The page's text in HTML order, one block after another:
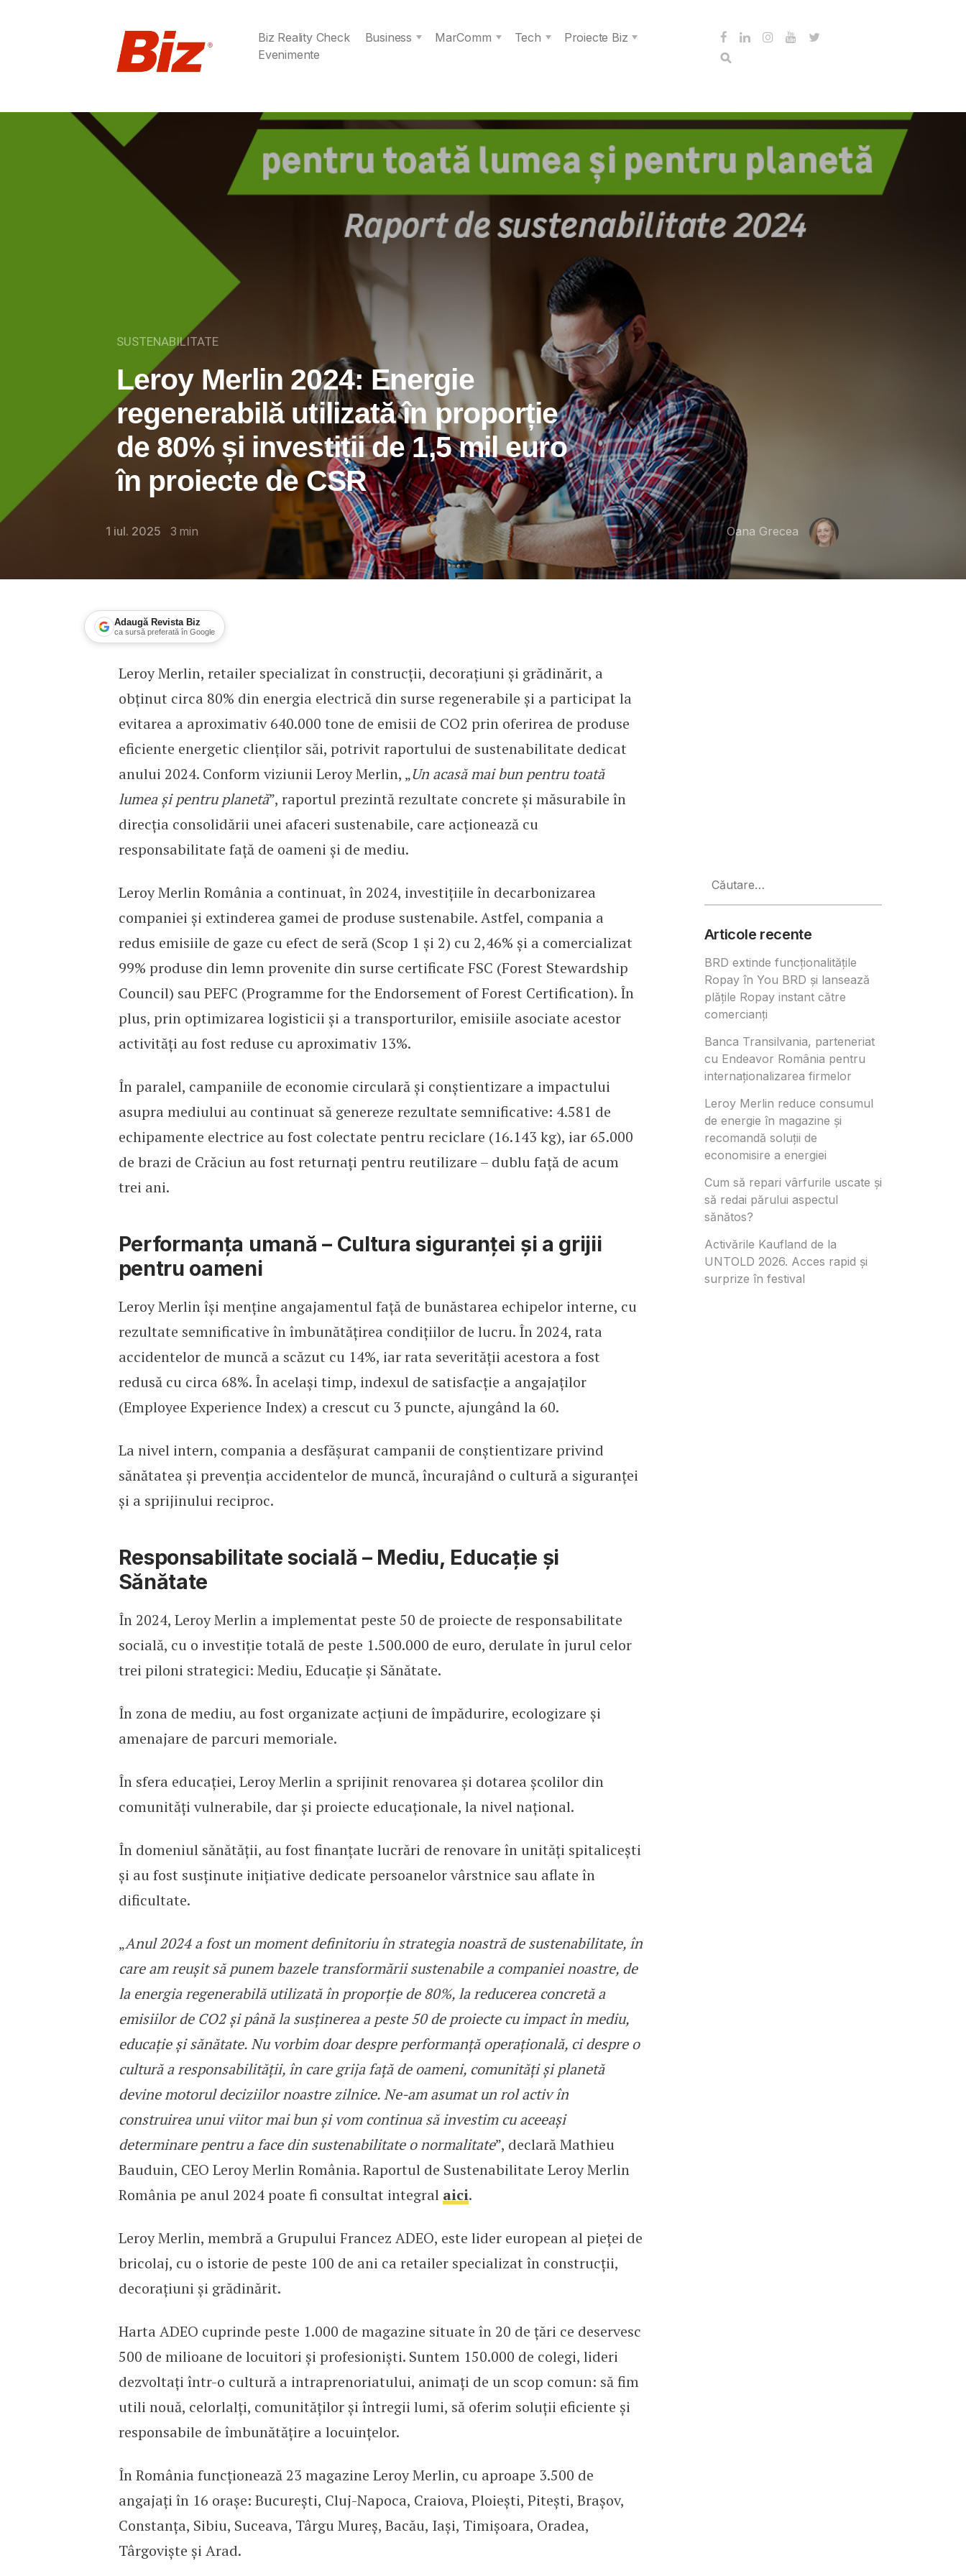
Biz Reality Check Business MarComm Tech
Proiecte Biz
Evenimente
SUSTENABILITATE
Leroy Merlin 2024: Energie
regenerabilă utilizată în proporție
de 80% și investiții de 1,5 mil euro
în proiecte de CSR
1 iul. 2025 3 min Oana Grecea
Adaugă Revista Biz
ca sursă preferată în Google
Leroy Merlin 2024: Energie regenerabilă utilizată în proporție de 80% și investiții de 1,5
Leroy Merlin, retailer specializat în construcții, decorațiuni și grădinărit, a
obținut circa 80% din energia electrică din surse regenerabile și a participat la
evitarea a aproximativ 640.000 tone de emisii de CO2 prin oferirea de produse
eficiente energetic clienților săi, potrivit raportului de sustenabilitate dedicat
anului 2024. Conform viziunii Leroy Merlin, „Un acasă mai bun pentru toată
lumea și pentru planetă”, raportul prezintă rezultate concrete și măsurabile în
direcția consolidării unei afaceri sustenabile, care acționează cu
responsabilitate față de oameni și de mediu.
Leroy Merlin România a continuat, în 2024, investițiile în decarbonizarea
companiei și extinderea gamei de produse sustenabile. Astfel, compania a
redus emisiile de gaze cu efect de seră (Scop 1 și 2) cu 2,46% și a comercializat
99% produse din lemn provenite din surse certificate FSC (Forest Stewardship
Council) sau PEFC (Programme for the Endorsement of Forest Certification). În
plus, prin optimizarea logisticii și a transporturilor, emisiile asociate acestor
activități au fost reduse cu aproximativ 13%.
În paralel, campaniile de economie circulară și conștientizare a impactului
asupra mediului au continuat să genereze rezultate semnificative: 4.581 de
echipamente electrice au fost colectate pentru reciclare (16.143 kg), iar 65.000
de brazi de Crăciun au fost returnați pentru reutilizare – dublu față de acum
trei ani.
Performanța umană – Cultura siguranței și a grijii
pentru oameni
Leroy Merlin își menține angajamentul față de bunăstarea echipelor interne, cu
rezultate semnificative în îmbunătățirea condițiilor de lucru. În 2024, rata
accidentelor de muncă a scăzut cu 14%, iar rata severității acestora a fost
redusă cu circa 68%. În același timp, indexul de satisfacție a angajaților
(Employee Experience Index) a crescut cu 3 puncte, ajungând la 60.
La nivel intern, compania a desfășurat campanii de conștientizare privind
sănătatea și prevenția accidentelor de muncă, încurajând o cultură a siguranței
și a sprijinului reciproc.
Responsabilitate socială – Mediu, Educație și
Sănătate
În 2024, Leroy Merlin a implementat peste 50 de proiecte de responsabilitate
socială, cu o investiție totală de peste 1.500.000 de euro, derulate în jurul celor
trei piloni strategici: Mediu, Educație și Sănătate.
În zona de mediu, au fost organizate acțiuni de împădurire, ecologizare și
amenajare de parcuri memoriale.
În sfera educației, Leroy Merlin a sprijinit renovarea și dotarea școlilor din
comunități vulnerabile, dar și proiecte educaționale, la nivel național.
În domeniul sănătății, au fost finanțate lucrări de renovare în unități spitalicești
și au fost susținute inițiative dedicate persoanelor vârstnice sau aflate în
dificultate.
„Anul 2024 a fost un moment definitoriu în strategia noastră de sustenabilitate, în
care am reușit să punem bazele transformării sustenabile a companiei noastre, de
la energia regenerabilă utilizată în proporție de 80%, la reducerea concretă a
emisiilor de CO2 și până la susținerea a peste 50 de proiecte cu impact în mediu,
educație și sănătate. Nu vorbim doar despre performanță operațională, ci despre o
cultură a responsabilității, în care grija față de oameni, comunități și planetă
devine motorul deciziilor noastre zilnice. Ne-am asumat un rol activ în
construirea unui viitor mai bun și vom continua să investim cu aceeași
determinare pentru a face din sustenabilitate o normalitate”, declară Mathieu
Bauduin, CEO Leroy Merlin România. Raportul de Sustenabilitate Leroy Merlin
România pe anul 2024 poate fi consultat integral aici.
Leroy Merlin, membră a Grupului Francez ADEO, este lider european al pieței de
bricolaj, cu o istorie de peste 100 de ani ca retailer specializat în construcții,
decorațiuni și grădinărit.
Harta ADEO cuprinde peste 1.000 de magazine situate în 20 de țări ce deservesc
500 de milioane de locuitori și profesioniști. Suntem 150.000 de colegi, lideri
dezvoltați într-o cultură a intraprenoriatului, animați de un scop comun: să fim
utili nouă, celorlalți, comunităților și întregii lumi, să oferim soluții eficiente și
responsabile de îmbunătățire a locuințelor.
În România funcționează 23 magazine Leroy Merlin, cu aproape 3.500 de
angajați în 16 orașe: București, Cluj-Napoca, Craiova, Ploiești, Pitești, Brașov,
Constanța, Sibiu, Suceava, Târgu Mureș, Bacău, Iași, Timișoara, Oradea,
Târgoviște și Arad.
după:
Articole recente
BRD extinde funcționalitățile
Ropay în You BRD și lansează
plățile Ropay instant către
comercianți
Banca Transilvania, parteneriat
cu Endeavor România pentru
internaționalizarea firmelor
Leroy Merlin reduce consumul
de energie în magazine și
recomandă soluții de
economisire a energiei
Cum să repari vârfurile uscate și
să redai părului aspectul
sănătos?
Activările Kaufland de la
UNTOLD 2026. Acces rapid și
surprize în festival